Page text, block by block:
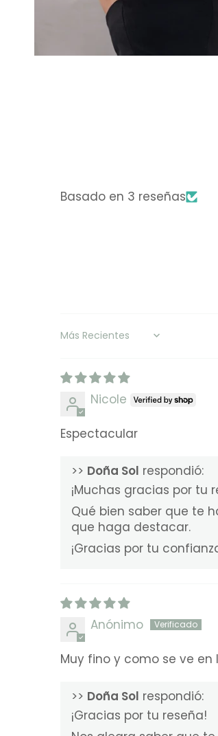
Basado en 3 reseñas
Sort by
Nicole
Espectacular
>> Doña Sol respondió:
¡Muchas gracias por tu
Qué bien saber que te
que haga destacar.
¡Gracias por tu
Anónimo
Muy fino y como se ve en
>> Doña Sol respondió:
¡Gracias por tu reseña!